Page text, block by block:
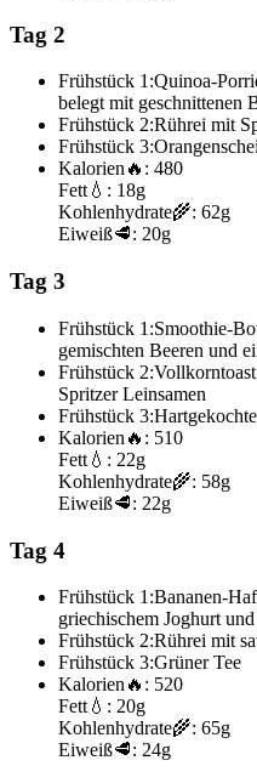
Tag 2
Frühstück 1:Quinoa-
belegt mit geschnittenen
Frühstück 2:Rührei mit
Frühstück 3:
Kalorien🔥: 480
Fett💧: 18g
Kohlenhydrate🌾: 62g
Eiweiß🥩: 20g
Tag 3
Frühstück 1:Smoothie-
gemischten Beeren und
Frühstück 2:
Spritzer Leinsamen
Frühstück 3:
Kalorien 🔥: 510
Fett 💧: 22g
Kohlenhydrate🌾: 58g
Eiweiß🥩: 22g
Tag 4
Frühstück 1:Bananen-
griechischem Joghurt
Frühstück 2:Rührei mit
Frühstück 3:Grüner Tee
Kalorien 🔥: 520
Fett 💧: 20g
Kohlenhydrate🌾: 65g
Eiweiß🥩: 24g